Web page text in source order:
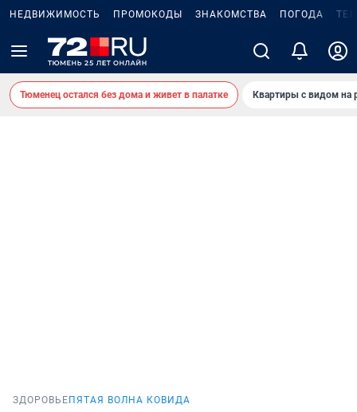
НЕДВИЖИМОСТЬ ПРОМОКОДЫ ЗНАКОМСТВА ПОГОДА
Тюменец остался без дома и живет в палатке Квартиры с видом на
ЗДОРОВЬЕ ПЯТАЯ ВОЛНА КОВИДА